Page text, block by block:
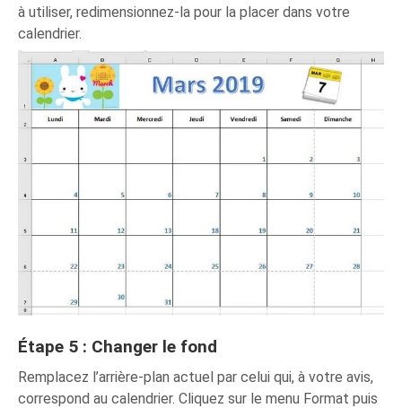
à utiliser, redimensionnez-la pour la placer dans votre
calendrier.
Étape 5 : Changer le fond
Remplacez l’arrière-plan actuel par celui qui, à votre avis,
correspond au calendrier. Cliquez sur le menu Format puis